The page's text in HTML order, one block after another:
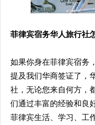
菲律宾宿务华人旅行社
如果你身在菲律宾宿务
提及我们华商签证了，
社，无论您来自何方，
们通过丰富的经验和良
菲律宾生活、学习、工